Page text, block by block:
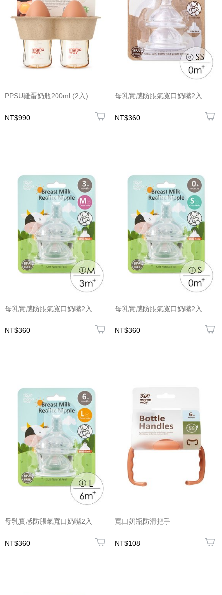
PPSU雞蛋奶瓶200ml (2入)
NT$990
母乳實感防脹氣寬口奶嘴2入
NT$360
母乳實感防脹氣寬口奶嘴2入
NT$360
母乳實感防脹氣寬口奶嘴2入
NT$360
母乳實感防脹氣寬口奶嘴2入
NT$360
寬口奶瓶防滑把手
NT$108